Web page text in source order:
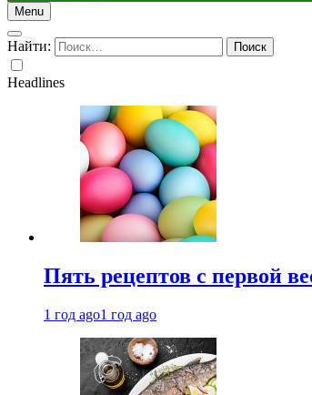
Menu
Найти:
Headlines
Пять рецептов с первой
1 год ago1 год ago